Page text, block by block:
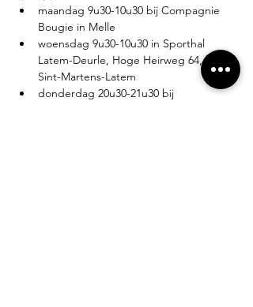
maandag 9u30-10u30 bij Compagnie
Bougie in Melle
woensdag 9u30-10u30 in Sporthal
Latem-Deurle, Hoge Heirweg 64, 9830
Sint-Martens-Latem
donderdag 20u30-21u30 bij